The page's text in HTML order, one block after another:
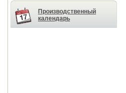
Производственный
календарь